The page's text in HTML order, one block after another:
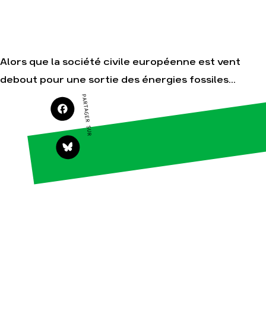
Agir
Faire un don
S'engager sur le
terrain
Agir au quotidien
Soutenir les
Transmettre
Nos
Climat – Énergie
Finance
Alors que la société civile européenne est vent
debout pour une sortie des énergies fossiles...
PARTAGER SUR